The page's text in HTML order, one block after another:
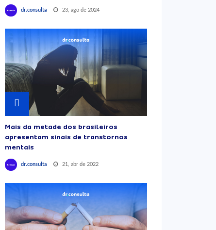
dr.consulta 23, ago de 2024
Mais da metade dos brasileiros
apresentam sinais de transtornos
mentais
dr.consulta 21, abr de 2022